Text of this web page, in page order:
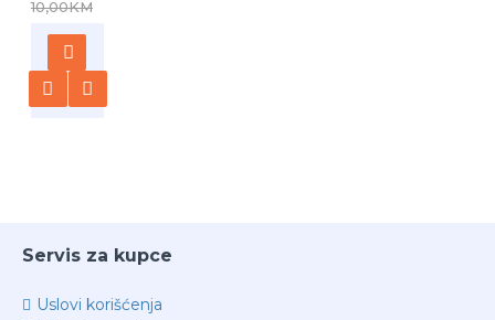
10,00KM
Servis za kupce
Uslovi korišćenja